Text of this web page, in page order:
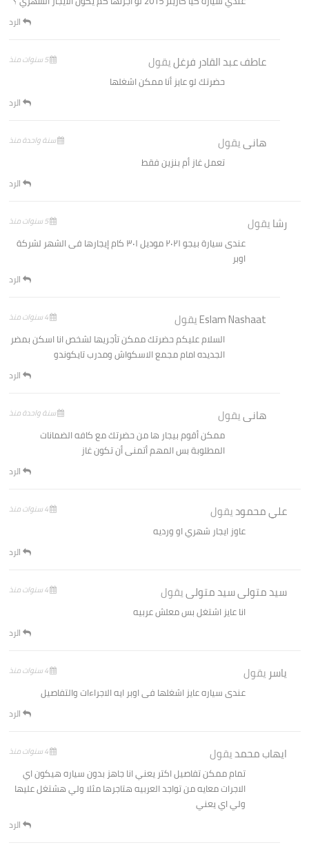
الرد
عاطف عبد القادر فرغليقول 5 سنوات منذ
حضرتك لو عايز أنا ممكن اشغلها
الرد
هانىيقول سنة واحدة منذ
تعمل غاز أم بنزين فقط
الرد
رشايقول 5 سنوات منذ
عندى سيارة بيجو ٢٠٢١ موديل ٣٠١ كام إيجارها فى الشهر لشركة
اوبر
الرد
Eslam Nashaatيقول 4 سنوات منذ
السلام عليكم حضرتك ممكن تأجريها لشخص انا اسكن بمضر
الجديده امام مجمع الاسكواش ومدرب تايكوندو
الرد
هانىيقول سنة واحدة منذ
ممكن أقوم بيجار ها من حضرتك مع كافه الضمانات
المطلوبة بس المهم أتمنى أن تكون غاز
الرد
علي محموديقول 4 سنوات منذ
عاوز ايجار شهري او ورديه
الرد
سيد متولى سيد متولىيقول 4 سنوات منذ
انا عايز اشتغل بس معلش عربيه
الرد
ياسريقول 4 سنوات منذ
عندى سياره عايز اشغلها فى اوبر ايه الاجراءات والتفاصيل
الرد
ايهاب محمديقول 4 سنوات منذ
تمام ممكن تفاصيل اكتر يعني انا جاهز بدون سياره هيكون اي
الاجرات معايه من تواجد العربيه هتاجرها مثلا ولي هشتغل عليها
ولي اي يعني
الرد